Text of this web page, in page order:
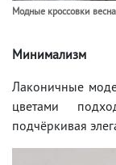
Модные кроссовки
Минимализм
Лаконичные
цветами
подчёркивая